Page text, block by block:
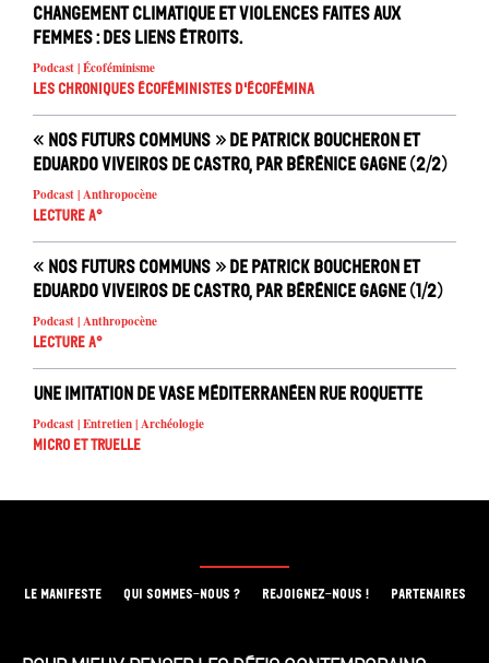
Changement climatique et violences faites aux
femmes : des liens étroits.
Podcast | Écoféminisme
Les chroniques écoféministes d'ÉcoFémina
« Nos futurs communs » de Patrick Boucheron et
Eduardo Viveiros de Castro, par Bérénice Gagne (2/2)
Podcast | Anthropocène
Lecture A°
« Nos futurs communs » de Patrick Boucheron et
Eduardo Viveiros de Castro, par Bérénice Gagne (1/2)
Podcast | Anthropocène
Lecture A°
Une imitation de vase méditerranéen rue Roquette
Podcast | Entretien | Archéologie
Micro et truelle
LE MANIFESTE QUI SOMMES-NOUS ? REJOIGNEZ-NOUS ! PARTENAIRES